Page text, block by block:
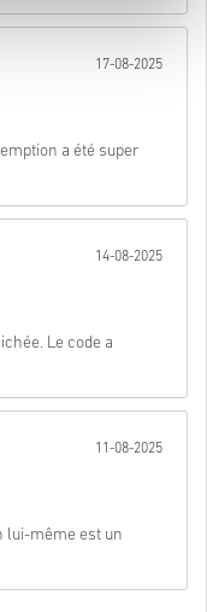
un lien sécurisé pour
17-08-2025
a été super
14-08-2025
Le code a
11-08-2025
lui-même est un